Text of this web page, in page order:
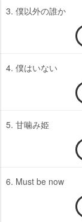
3. 僕以外の誰か
4. 僕はいない
5. 甘噛み姫
6. Must be now